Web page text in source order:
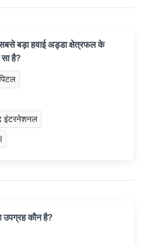
बड़ा हवाई अड्डा क्षेत्रफल के
है?
इंटरनेशनल
उपग्रह कौन है?